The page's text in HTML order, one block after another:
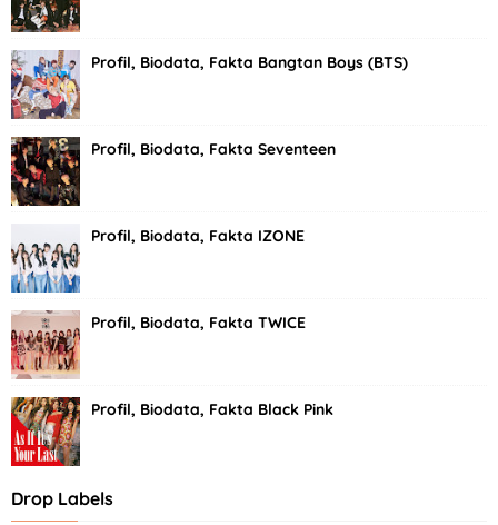
Profil, Biodata, Fakta Bangtan Boys (BTS)
Profil, Biodata, Fakta Seventeen
Profil, Biodata, Fakta IZONE
Profil, Biodata, Fakta TWICE
Profil, Biodata, Fakta Black Pink
Drop Labels